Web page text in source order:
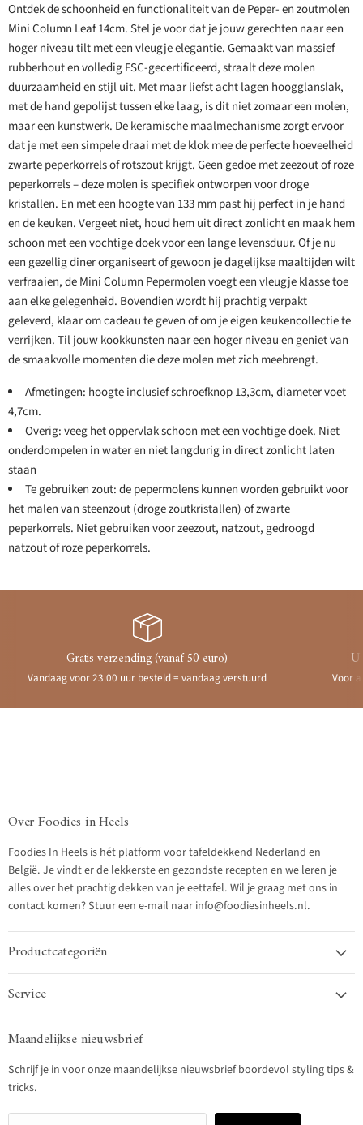
Ontdek de schoonheid en functionaliteit van de Peper- en zoutmolen
Mini Column Leaf 14cm. Stel je voor dat je jouw gerechten naar een
hoger niveau tilt met een vleugje elegantie. Gemaakt van massief
rubberhout en volledig FSC-gecertificeerd, straalt deze molen
duurzaamheid en stijl uit. Met maar liefst acht lagen hoogglanslak,
met de hand gepolijst tussen elke laag, is dit niet zomaar een molen,
maar een kunstwerk. De keramische maalmechanisme zorgt ervoor
dat je met een simpele draai met de klok mee de perfecte hoeveelheid
zwarte peperkorrels of rotszout krijgt. Geen gedoe met zeezout of roze
peperkorrels – deze molen is specifiek ontworpen voor droge
kristallen. En met een hoogte van 133 mm past hij perfect in je hand
en de keuken. Vergeet niet, houd hem uit direct zonlicht en maak hem
schoon met een vochtige doek voor een lange levensduur. Of je nu
een gezellig diner organiseert of gewoon je dagelijkse maaltijden wilt
verfraaien, de Mini Column Pepermolen voegt een vleugje klasse toe
aan elke gelegenheid. Bovendien wordt hij prachtig verpakt
geleverd, klaar om cadeau te geven of om je eigen keukencollectie te
verrijken. Til jouw kookkunsten naar een hoger niveau en geniet van
de smaakvolle momenten die deze molen met zich meebrengt.
Afmetingen: hoogte inclusief schroefknop 13,3cm, diameter voet
4,7cm.
Overig: veeg het oppervlak schoon met een vochtige doek. Niet
onderdompelen in water en niet langdurig in direct zonlicht laten
staan
Te gebruiken zout: de pepermolens kunnen worden gebruikt voor
het malen van steenzout (droge zoutkristallen) of zwarte
peperkorrels. Niet gebruiken voor zeezout, natzout, gedroogd
natzout of roze peperkorrels.
Gratis verzending (vanaf 50 euro)
Vandaag voor 23.00 uur besteld = vandaag verstuurd Voor
Over Foodies in Heels
Foodies In Heels is hét platform voor tafeldekkend Nederland en
België. Je vindt er de lekkerste en gezondste recepten en we leren je
alles over het prachtig dekken van je eettafel. Wil je graag met ons in
contact komen? Stuur een e-mail naar info@foodiesinheels.nl.
Productcategoriën
Service
Maandelijkse nieuwsbrief
Schrijf je in voor onze maandelijkse nieuwsbrief boordevol styling tips &
tricks.